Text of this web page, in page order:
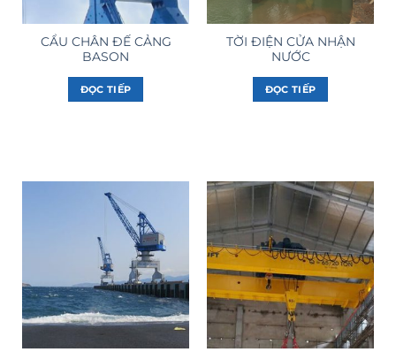
CẨU CHÂN ĐẾ CẢNG
BASON
ĐỌC TIẾP
TỜI ĐIỆN CỬA NHẬN
NƯỚC
ĐỌC TIẾP